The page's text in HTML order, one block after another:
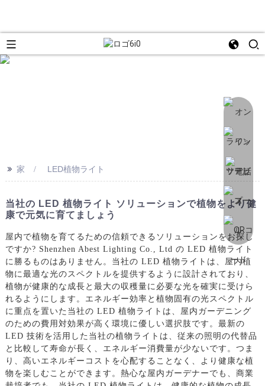
>> 家 LED植物ライト
当社の LED 植物ライト ソリューションで植物をより健
康で元気に育てましょう
屋内で植物を育てるための信頼できるソリューションをお探し
ですか? Shenzhen Abest Lighting Co., Ltd の LED 植物ライト
に勝るものはありません。当社の LED 植物ライトは、屋内植
物に最適な光のスペクトルを提供するように設計されており、
植物が健康的な成長と最大の収穫量に必要な光を確実に受けら
れるようにします。エネルギー効率と植物固有の光スペクトル
に重点を置いた当社の LED 植物ライトは、屋内ガーデニング
のための費用対効果が高く環境に優しい選択肢です。最新の
LED 技術を活用した当社の植物ライトは、従来の照明の代替品
と比較して寿命が長く、エネルギー消費量が少ないです。つま
り、高いエネルギーコストを心配することなく、より健康な植
物を楽しむことができます。熱心な屋内ガーデナーでも、商業